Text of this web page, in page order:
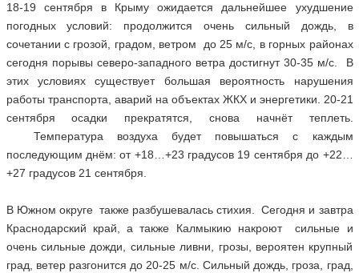
18-19 сентября в Крыму ожидается дальнейшее ухудшение
погодных условий: продолжится очень сильный дождь, в
сочетании с грозой, градом, ветром до 25 м/с, в горных районах
сегодня порывы северо-западного ветра достигнут 30-35 м/с. В
этих условиях существует большая вероятность нарушения
работы транспорта, аварий на объектах ЖКХ и энергетики. 20-21
сентября осадки прекратятся, снова начнёт теплеть.
Температура воздуха будет повышаться с каждым
последующим днём: от +18…+23 градусов 19 сентября до +22…
+27 градусов 21 сентября.
В Южном округе также разбушевалась стихия. Сегодня и завтра
Краснодарский край, а также Калмыкию накроют сильные и
очень сильные дожди, сильные ливни, грозы, вероятен крупный
град, ветер разгонится до 20-25 м/с. Сильный дождь, гроза, град,